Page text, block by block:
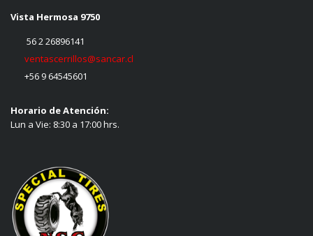
Vista Hermosa 9750
56 2 26896141
ventascerrillos@sancar.cl
+56 9 64545601
Horario de Atención:
Lun a Vie: 8:30 a 17:00 hrs.